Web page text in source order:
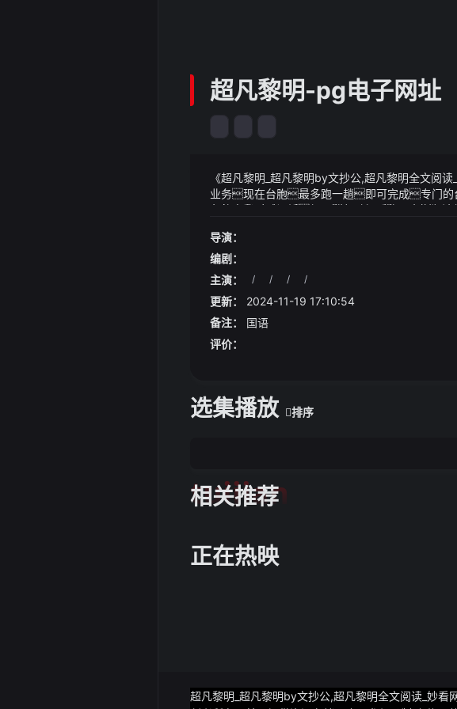
超凡黎明-pg电子网址
《超凡黎明_超凡黎明by文抄公,超凡黎明全文阅
业务现在台胞最多跑一趟即可完成专门的
色的电光时时闪烁超凡黎明_超凡黎明by文抄
宝刀未老不过在一旁的徐雯波却不满二人牵手
期她也保养得很好
《超凡黎明_超凡黎明by文抄公,超凡黎明全文阅
下午2点放学父母都有工作的晚上下班后再接
导演：
编剧：
主演：
/ / / /
更新：
2024-11-19 17:10:54
备注：
国语
评价：
选集播放 排序
相关推荐
tuijian
正在热映
超凡黎明_超凡黎明by文抄公,超凡黎明全文阅读_妙